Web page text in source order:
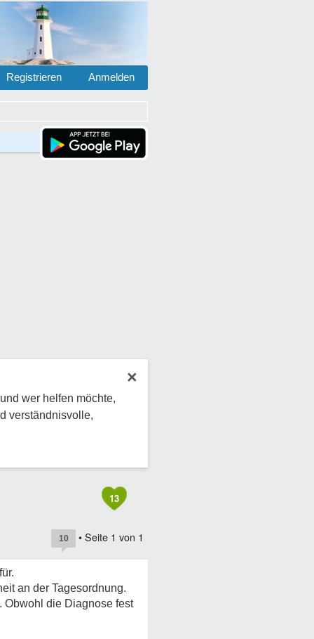
Anmelden
Registrieren
×
wer helfen möchte,
verständnisvolle,
13
10 • Seite 1 von 1
an der Tagesordnung.
Obwohl die Diagnose fest